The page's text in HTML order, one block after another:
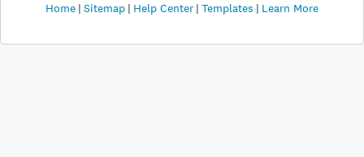
Home Sitemap Help Center Templates Learn More